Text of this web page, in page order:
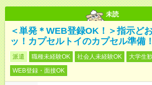
未読
＜単発＊WEB登録OK！＞指示ど
ッ！カプセルトイのカプセル準備！
派遣 職種未経験OK 社会人未経験OK 大学生
WEB登録・面接OK